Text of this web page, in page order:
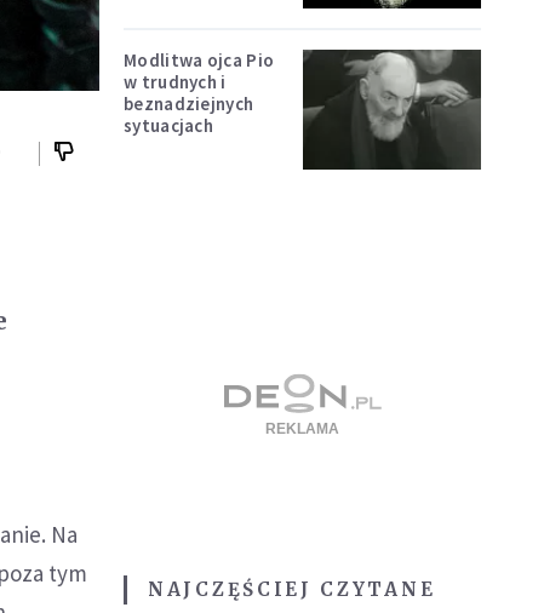
Na
tym
Modlitwa ojca Pio
w trudnych i
beznadziejnych
sytuacjach
NAJCZĘŚCIEJ CZYTANE